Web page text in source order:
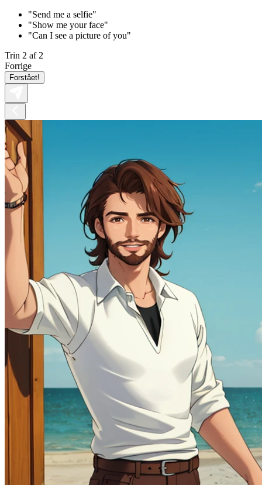
"Send me a selfie"
"Show me your face"
"Can I see a picture of you"
Trin 2 af 2
Forrige
Forstået!